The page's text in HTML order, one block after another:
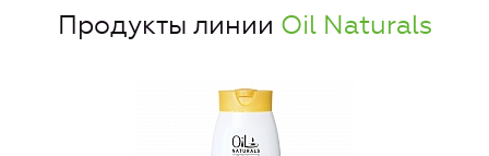
Продукты линии Oil Naturals